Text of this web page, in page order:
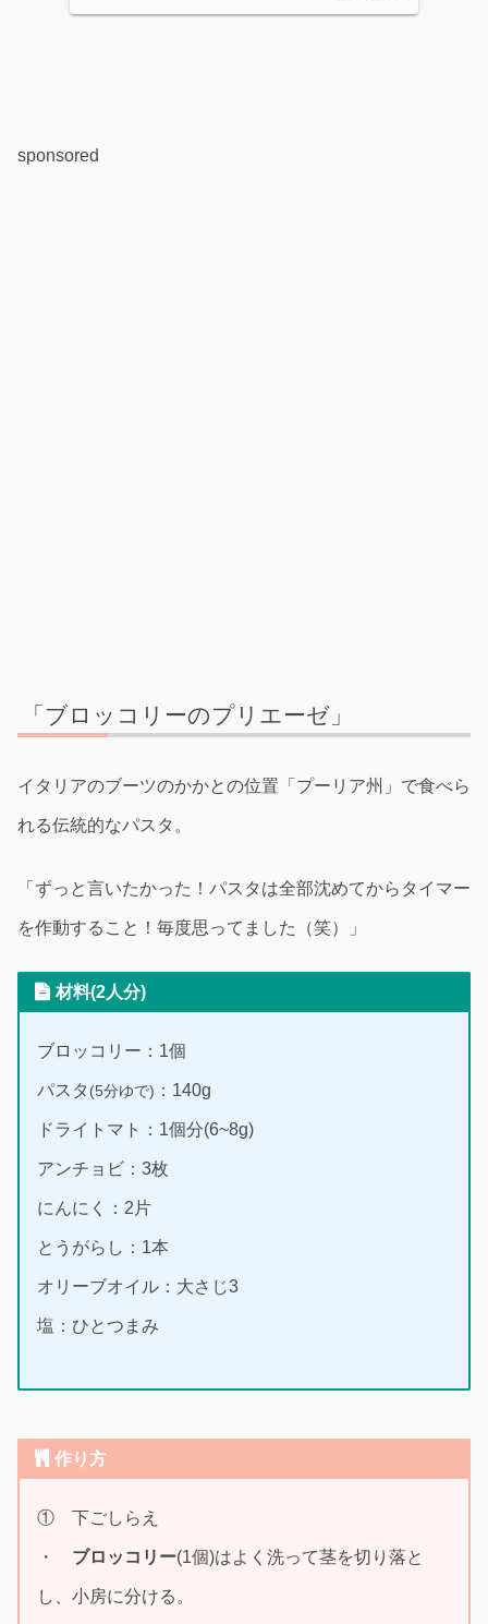
sponsored
「ブロッコリーのプリエーゼ」
イタリアのブーツのかかとの位置「プーリア州」で食べら
れる伝統的なパスタ。
「ずっと言いたかった！パスタは全部沈めてからタイマー
を作動すること！毎度思ってました（笑）」
材料(2人分)
ブロッコリー：1個
パスタ (5分ゆで) ：140g
ドライトマト：1個分(6~8g)
アンチョビ：3枚
にんにく：2片
とうがらし：1本
オリーブオイル：大さじ3
塩：ひとつまみ
作り方
① 下ごしらえ
・ ブロッコリー(1個)はよく洗って茎を切り落と
し、小房に分ける。